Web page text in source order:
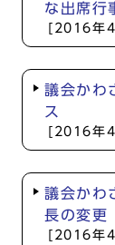
な出席行
[2016年
議会か
ス
[2016年
議会か
長の変更
[2016年